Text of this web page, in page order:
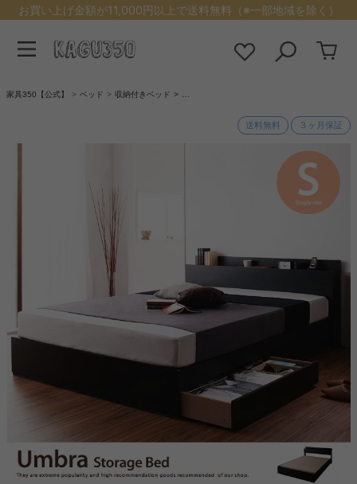
お買い上げ金額が11,000円以上で送料無料（※一部地域を除く）
家具350【公式】 ベッド 収納付きベッド
送料無料 ３ヶ月保証